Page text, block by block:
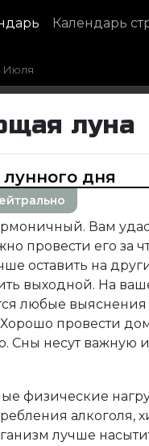
Календарь
Июля
луна
дня
Вам
провести его за
оставить на
выходной. На
любые
провести
Сны несут
физические
алкоголя,
лучше